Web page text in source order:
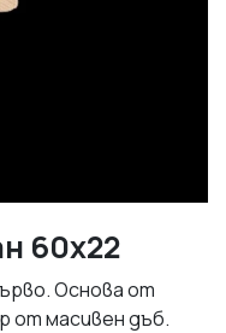
60х22
Основа от
от масивен дъб.